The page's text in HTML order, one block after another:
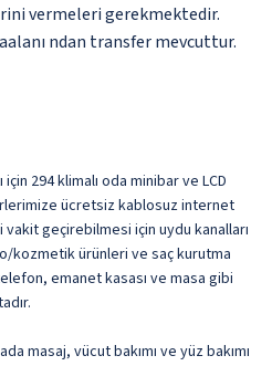
vermeleri gerekmektedir.
ndan transfer mevcuttur.
294 klimalı oda minibar ve LCD
ücretsiz kablosuz internet
geçirebilmesi için uydu kanalları
kozmetik ürünleri ve saç kurutma
emanet kasası ve masa gibi
masaj, vücut bakımı ve yüz bakımı